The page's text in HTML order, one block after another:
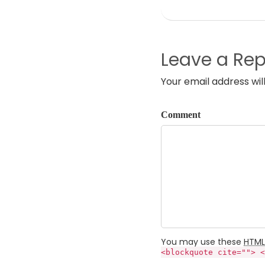
Leave a
Your email address
Comment
You may use these HTML
<blockquote cite="">